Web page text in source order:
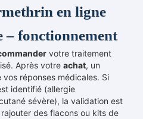
en ligne
– fonctionnement
votre traitement
Après votre achat, un
réponses médicales. Si
identifié (allergie
sévère), la validation est
des flacons ou kits de